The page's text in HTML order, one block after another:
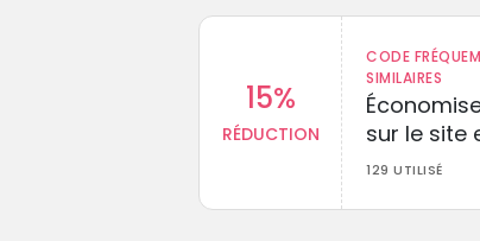
15%
RÉDUCTION
CODE
SIMILAIRES
sur le site
129 UTILISÉ